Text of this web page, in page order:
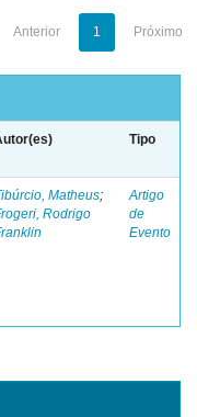
Anterior 1 Próximo
Tipo
Matheus;
Rodrigo
Artigo
de
Evento